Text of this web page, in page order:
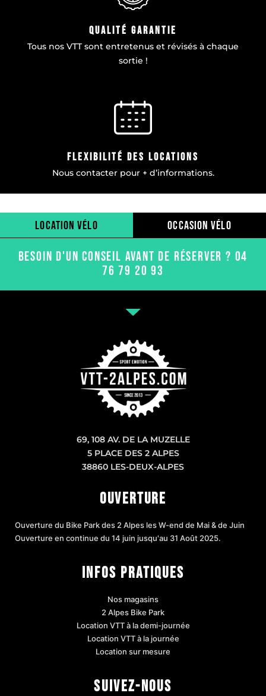
qualité garantie
Tous nos VTT sont entretenus et révisés à chaque
sortie !
flexibilité des locations
Nous contacter pour + d’informations.
location vélo occasion vélo
BESOIN D'UN CONSEIL AVANT DE RÉSERVER ? 04
76 79 20 93
69, 108 AV. DE LA MUZELLE
5 PLACE DES 2 ALPES
38860 LES-DEUX-ALPES
OUVERTURE
Ouverture du Bike Park des 2 Alpes les W-end de Mai & de Juin
Ouverture en continue du 14 juin jusqu'au 31 Août 2025.
INFOS PRATIQUES
Nos magasins
2 Alpes Bike Park
Location VTT à la demi-journée
Location VTT à la journée
Location sur mesure
SUIVEZ-NOUS